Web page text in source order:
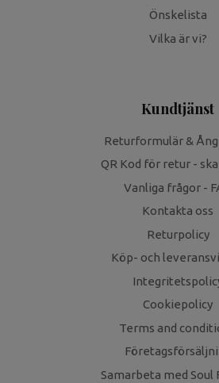
Önskelista
Vilka är vi?
Kundtjänst
Returformulär &
QR Kod för retur -
Vanliga frågor -
Kontakta oss
Returpolicy
Köp- och
Cookiepolicy
Terms and
Samarbeta med Soul